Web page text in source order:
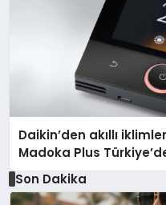
Daikin’den akıllı
Madoka Plus
Son Dakika